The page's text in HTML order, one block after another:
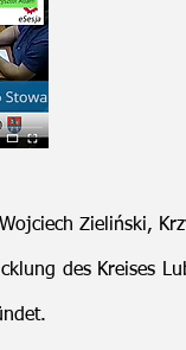
Zieliński,
des Kreises